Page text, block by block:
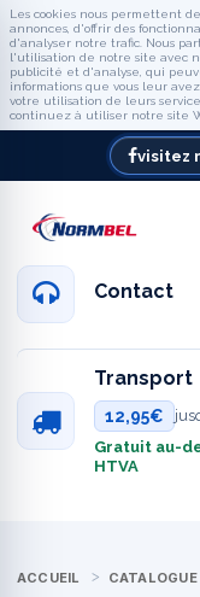
Les cookies nous permettent
annonces, d'offrir des
d'analyser notre trafic. Nous
l'utilisation de notre site avec
publicité et d'analyse, qui
informations que vous leur
votre utilisation de leurs
continuez à utiliser notre site
visitez
Contact
Transport
12,95€
Gratuit au-
HTVA
ACCUEIL CATALOGUE